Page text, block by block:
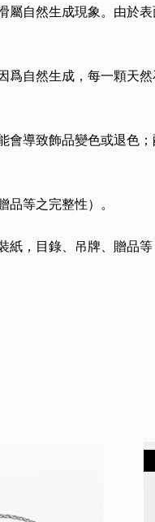
自然生成現象。由於
自然生成，每一顆天
導致飾品變色或退色
等之完整性）。
，目錄、吊牌、贈品